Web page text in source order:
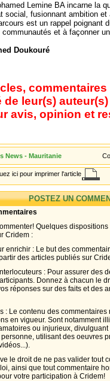
Lemine BA incarne la
social, fusionnant ambition
est un rappel poignant
et à façonner
Doukouré
de leur(s)
avis, opinion et
News - Mauritanie
ici pour imprimer l'article
POSTEZ UN
Quelques
Cridem :
enrichir : Le but des
des articles publiés sur
: Pour assurer des
Donnez à chacun le
réponses sur des faits et des
: Le contenu des
en vigueur. Sont notamment
ou injurieux,
utilisant des oeuvres
le droit de ne pas valider tout
ainsi que tout commentaire
votre participation à Cridem!